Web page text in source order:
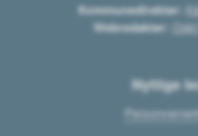
Kommunedirektør:
Webredaktør:
Nyttige